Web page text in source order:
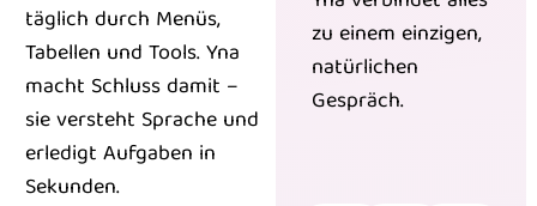
täglich durch Menüs,
Tabellen und Tools. Yna
macht Schluss damit –
sie versteht Sprache und
erledigt Aufgaben in
Sekunden.
zu einem einzigen,
natürlichen
Gespräch.